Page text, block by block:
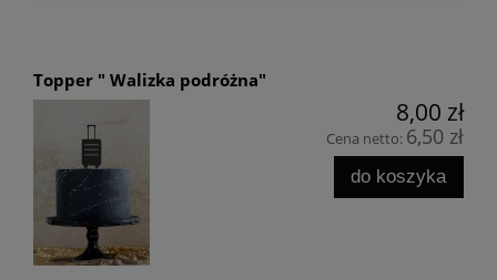
Topper " Walizka podróżna"
8,00 zł
Cena netto: 6,50 zł
do koszyka